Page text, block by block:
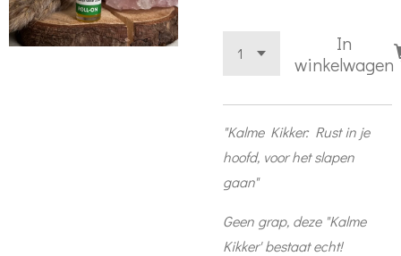
In
winkelwagen
"Kalme Kikker: Rust in je
hoofd, voor het slapen
gaan"
Geen grap, deze "Kalme
Kikker' bestaat echt!